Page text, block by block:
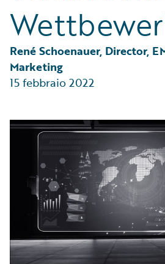
René Schoenauer, Director,
Marketing
15 febbraio 2022